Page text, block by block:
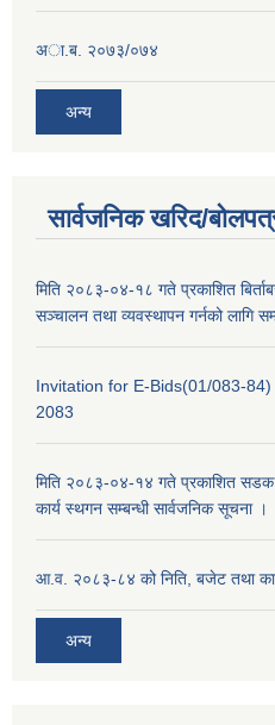
अा.ब. २०७३/०७४
अन्य
सार्वजनिक खरिद/
मिति २०८३-०४-१८ गते प्रकाशित
सञ्चालन तथा व्यवस्थापन गर्नको लागि
Invitation for E-Bids(01/083-
2083
मिति २०८३-०४-१४ गते प्रकाशित सडक
कार्य स्थगन सम्बन्धी सार्वजनिक सूचना ।
आ.व. २०८३-८४ को निति, बजेट तथा
अन्य